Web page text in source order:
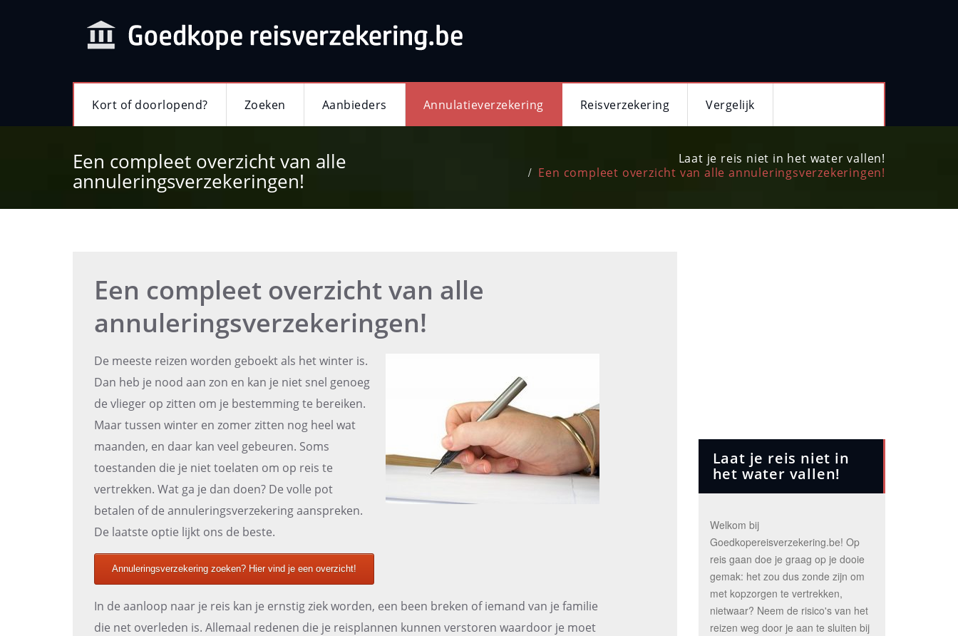
Kort of doorlopend? Zoeken Aanbieders Annulatieverzekering Reisverzekering Vergelijk
Een compleet overzicht van alle
annuleringsverzekeringen!
Laat je reis niet in het water vallen!
Een compleet overzicht van alle annuleringsverzekeringen!
Een compleet overzicht van alle
annuleringsverzekeringen!
De meeste reizen worden geboekt als het winter is.
Dan heb je nood aan zon en kan je niet snel genoeg
de vlieger op zitten om je bestemming te bereiken.
Maar tussen winter en zomer zitten nog heel wat
maanden, en daar kan veel gebeuren. Soms
toestanden die je niet toelaten om op reis te
vertrekken. Wat ga je dan doen? De volle pot
betalen of de annuleringsverzekering aanspreken.
De laatste optie lijkt ons de beste.
Annuleringsverzekering zoeken? Hier vind je een overzicht!
In de aanloop naar je reis kan je ernstig ziek worden, een been breken of iemand van je familie
die net overleden is. Allemaal redenen die je reisplannen kunnen verstoren waardoor je moet
Laat je reis niet in
het water vallen!
Welkom bij
Goedkopereisverzekering.be! Op
reis gaan doe je graag op je dooie
gemak: het zou dus zonde zijn om
met kopzorgen te vertrekken,
nietwaar? Neem de risico's van het
reizen weg door je aan te sluiten bij